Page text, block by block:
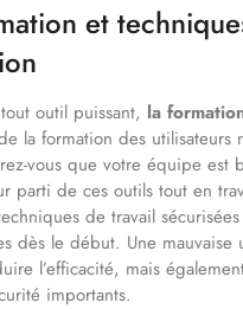
et
outil puissant, la
la formation des utilisateurs
vous que votre équipe est
parti de ces outils tout en
de travail
dès le début. Une mauvaise
l’efficacité, mais
importants.